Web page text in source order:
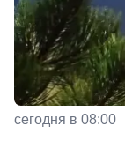
сегодня в 08:00